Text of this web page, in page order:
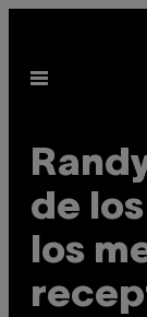
contenido
Abrir
de
los